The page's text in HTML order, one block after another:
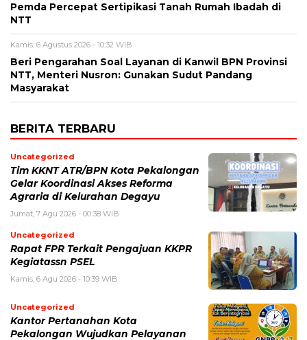
Pemda Percepat Sertipikasi Tanah Rumah Ibadah di
NTT
Kamis, 6 Agustus 2026 - 10:32 WIB
Beri Pengarahan Soal Layanan di Kanwil BPN Provinsi
NTT, Menteri Nusron: Gunakan Sudut Pandang
Masyarakat
BERITA TERBARU
Uncategorized
Tim KKNT ATR/BPN Kota Pekalongan
Gelar Koordinasi Akses Reforma
Agraria di Kelurahan Degayu
Jumat, 7 Agu 2026 - 00:38 WIB
Uncategorized
Rapat FPR Terkait Pengajuan KKPR
Kegiatassn PSEL
Kamis, 6 Agu 2026 - 10:39 WIB
Uncategorized
Kantor Pertanahan Kota
Pekalongan Wujudkan Pelayanan